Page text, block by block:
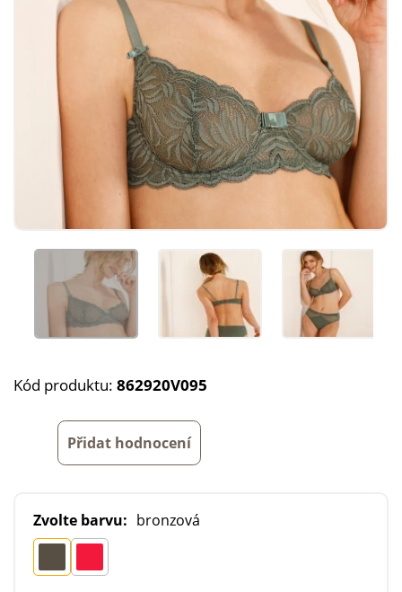
Kód produktu: 862920V095
Přidat hodnocení
Zvolte barvu: bronzová